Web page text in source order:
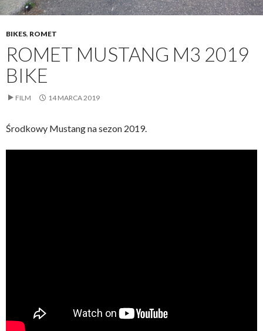
BIKES, ROMET
ROMET MUSTANG M3 2019
BIKE
FILM 14 MARCA 2019
Środkowy Mustang na sezon 2019.